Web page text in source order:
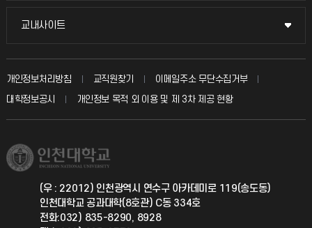
입학안내
취업정보(학생)
칭찬마당
학생서비스 지킴이
국방헬프콜
총동문회
교내사이트
교내사이트
교수회
교육혁신본부
국제지원과
공자아카데미
개인정보처리방침 교직원찾기
이메일주소 무단수집거부
대학정보공시
개인정보 목적 외 이용 및 제 3차 제공 현황
(우 : 22012) 인천광역시 연수구 아카데미로 119(송도동)
인천대학교 공과대학(8호관) C동 334호
전화:032) 835-8290, 8928